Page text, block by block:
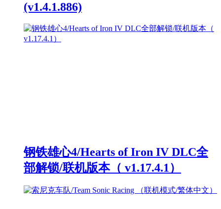
(v1.4.1.886)
钢铁雄心4/Hearts of Iron IV DLC全
部解锁/联机版本（ v1.17.4.1）